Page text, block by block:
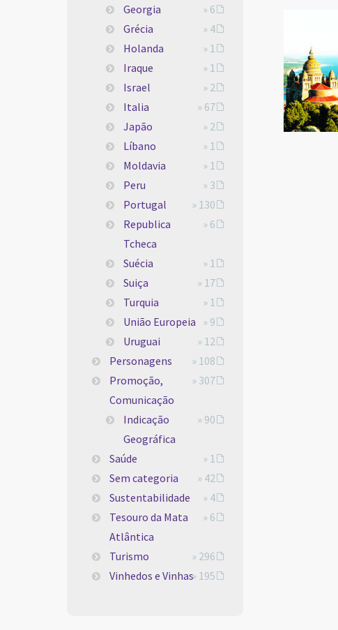
Georgia
» 6
Grécia
» 4
Holanda
» 1
Iraque
» 1
Israel
» 2
Italia
» 67
Japão
» 2
Líbano
» 1
Moldavia
» 1
Peru
» 3
Portugal
» 130
Republica
Tcheca
» 6
Suécia
» 1
Suiça
» 17
Turquia
» 1
União Europeia » 9
Uruguai
» 12
Personagens
» 108
Promoção,
Comunicação
» 307
Indicação
Geográfica
» 90
Saúde
» 1
Sem categoria
» 42
Sustentabilidade
» 4
Tesouro da Mata
Atlântica
» 6
Turismo
» 296
Vinhedos e Vinhas» 195